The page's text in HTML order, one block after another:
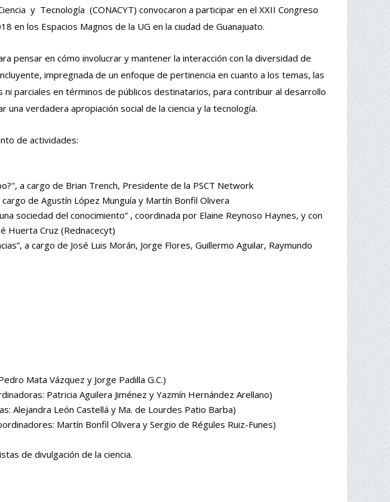
y Tecnología (CONACYT) convocaron a participar en el XXII Congreso
en los Espacios Magnos de la UG en la ciudad de Guanajuato.
pensar en cómo involucrar y mantener la interacción con la diversidad de
impregnada de un enfoque de pertinencia en cuanto a los temas, las
parciales en términos de públicos destinatarios, para contribuir al desarrollo
verdadera apropiación social de la ciencia y la tecnología.
de actividades:
a cargo de Brian Trench, Presidente de la PSCT Network
de Agustín López Munguía y Martín Bonfil Olivera
sociedad del conocimiento” , coordinada por Elaine Reynoso Haynes, y con
Huerta Cruz (Rednacecyt)
a cargo de José Luis Morán, Jorge Flores, Guillermo Aguilar, Raymundo
Mata Vázquez y Jorge Padilla G.C.)
Patricia Aguilera Jiménez y Yazmín Hernández Arellano)
Alejandra León Castellá y Ma. de Lourdes Patio Barba)
Martín Bonfil Olivera y Sergio de Régules Ruiz-Funes)
de divulgación de la ciencia.